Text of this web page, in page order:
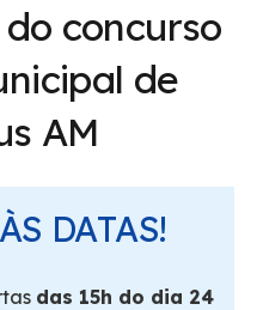
concurso
de
AM
DATAS!
das 15h do dia 24